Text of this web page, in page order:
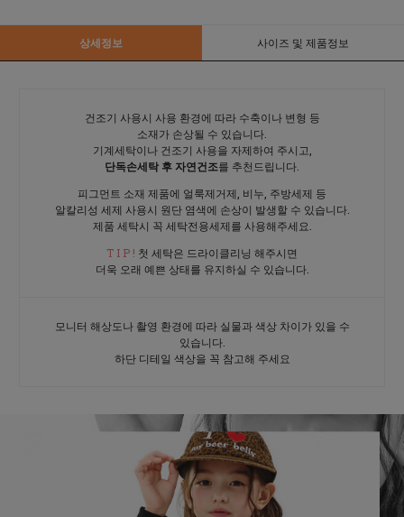
상세정보 사이즈 및 제품정보
건조기 사용시 사용 환경에 따라 수축이나 변형 등
소재가 손상될 수 있습니다.
기계세탁이나 건조기 사용을 자제하여 주시고,
단독손세탁 후 자연건조를 추천드립니다.
피그먼트 소재 제품에 얼룩제거제, 비누, 주방세제 등
알칼리성 세제 사용시 원단 염색에 손상이 발생할 수 있습니다.
제품 세탁시 꼭 세탁전용세제를 사용해주세요.
T I P ! 첫 세탁은 드라이클리닝 해주시면
더욱 오래 예쁜 상태를 유지하실 수 있습니다.
모니터 해상도나 촬영 환경에 따라 실물과 색상 차이가 있을 수
있습니다.
하단 디테일 색상을 꼭 참고해 주세요